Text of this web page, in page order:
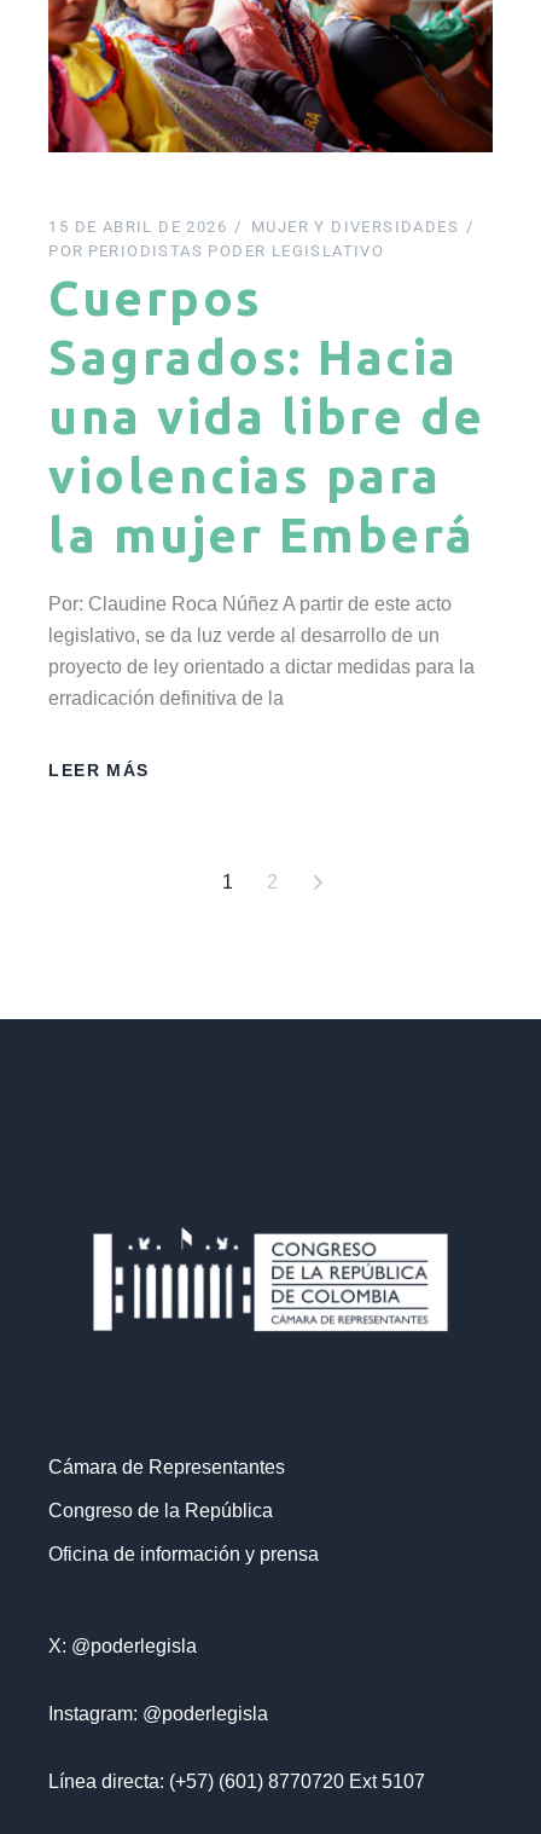
15 DE ABRIL DE 2026
MUJER Y DIVERSIDADES
POR PERIODISTAS PODER LEGISLATIVO
Cuerpos
Sagrados: Hacia
una vida libre de
violencias para
la mujer Emberá
Por: Claudine Roca Núñez A partir de este acto
legislativo, se da luz verde al desarrollo de un
proyecto de ley orientado a dictar medidas para la
erradicación definitiva de la
LEER MÁS
1 2
Cámara de Representantes
Congreso de la República
Oficina de información y prensa
X: @poderlegisla
Instagram: @poderlegisla
Línea directa: (+57) (601) 8770720 Ext 5107